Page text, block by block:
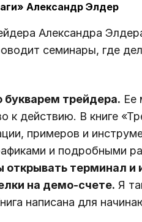
Александр Элдер
Александра
семинары, где
трейдера. Ее
к действию. В книге
примеров и
и подробными
открывать терминал и
на демо-счете. Я
написана для